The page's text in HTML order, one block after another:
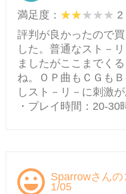
満足度：
2
評判が良かったので
した。普通なスト－
ましたがここまでく
ね。ＯＰ曲もＣＧも
しスト－リ－に刺激
・プレイ時間：20-30
Sparrowさん
1/05